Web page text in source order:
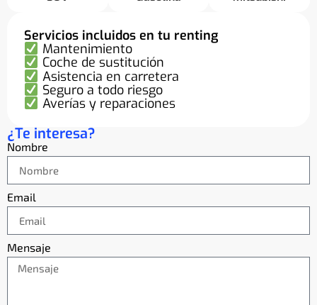
Servicios incluidos en tu renting
Mantenimiento
Coche de sustitución
Asistencia en carretera
Seguro a todo riesgo
Averías y reparaciones
¿Te interesa?
Nombre
Email
Mensaje